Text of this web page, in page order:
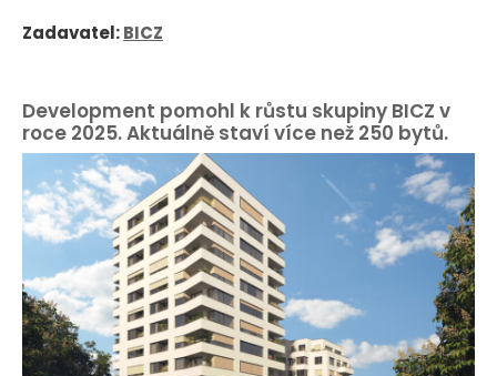
Zadavatel:BICZ
Development pomohl k růstu skupiny BICZ v
roce 2025. Aktuálně staví více než 250 bytů.